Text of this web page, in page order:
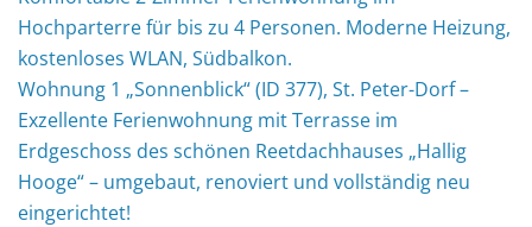
Hochparterre für bis zu 4 Personen. Moderne Heizung,
kostenloses WLAN, Südbalkon.
Wohnung 1 „Sonnenblick“ (ID 377), St. Peter-Dorf –
Exzellente Ferienwohnung mit Terrasse im
Erdgeschoss des schönen Reetdachhauses „Hallig
Hooge“ – umgebaut, renoviert und vollständig neu
eingerichtet!